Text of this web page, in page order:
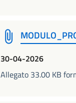
30-04-2026
Allegato 33.00 KB